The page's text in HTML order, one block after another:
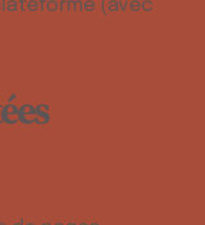
(avec